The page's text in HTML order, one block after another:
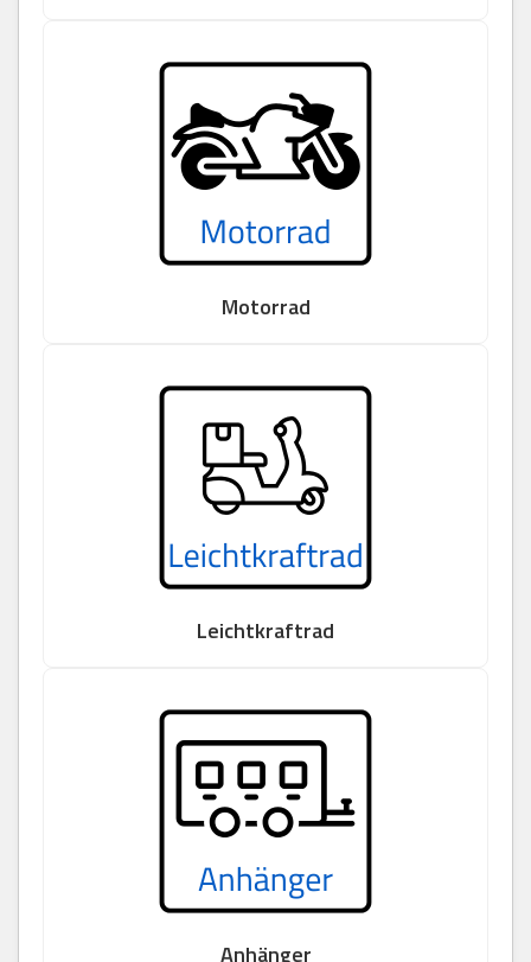
Motorrad
Leichtkraftrad
Anhänger